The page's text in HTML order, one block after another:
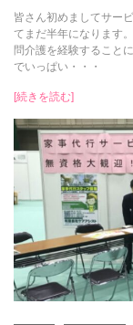
皆さん初めましてサー
てまだ半年になります
問介護を経験すること
でいっぱい・・・
[続きを読む]